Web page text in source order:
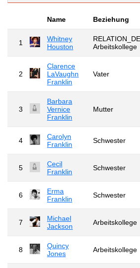
Name Beziehung
1
Whitney
Houston
Arbeitskollege
2
Clarence
LaVaughn
Franklin
Vater
3
Barbara
Vernice
Franklin
Mutter
4
Carolyn
Franklin
Schwester
5
Cecil
Franklin
Schwester
6
Erma
Franklin
Schwester
7
Michael
Jackson
Arbeitskollege
8
Quincy
Jones
Arbeitskollege